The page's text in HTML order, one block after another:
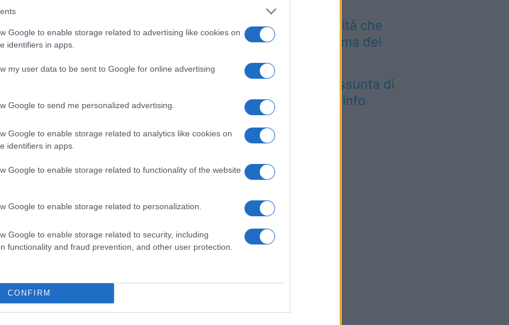
Google to enable storage related to advertising like cookies on
identifiers in apps.
my user data to be sent to Google for online advertising
Google to send me personalized advertising.
Google to enable storage related to analytics like cookies on
identifiers in apps.
Google to enable storage related to functionality of the website
Google to enable storage related to personalization.
Google to enable storage related to security, including
functionality and fraud prevention, and other user protection.
CONFIRM
chiunque, appena ha un budget adatto e
di partire alla scoperta del mondo. Non
avventurosa, culturale o di
conoscere, esplorare. Quando si viaggia
L’Aeroporto di Bari
introduce una novità che
cambia l’attesa prima del
Antica Fiera dell’Assunta di
Viconovo: tutte le info
2026